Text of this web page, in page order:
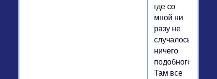
где со
мной ни
разу не
случалось
ничего
подобного.
Там все